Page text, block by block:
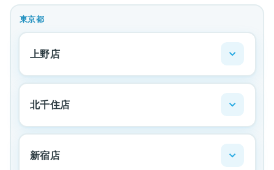
東京都
上野店
北千住店
新宿店